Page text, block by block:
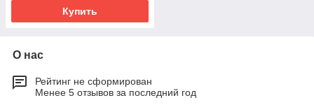
Купить
О нас
Рейтинг не сформирован
Менее 5 отзывов за последний год